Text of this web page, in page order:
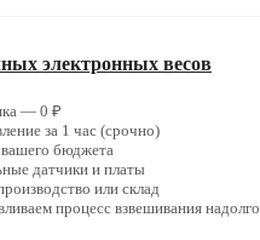
электронных весов
— 0 ₽
за 1 час (срочно)
бюджета
датчики и платы
или склад
процесс взвешивания надолго